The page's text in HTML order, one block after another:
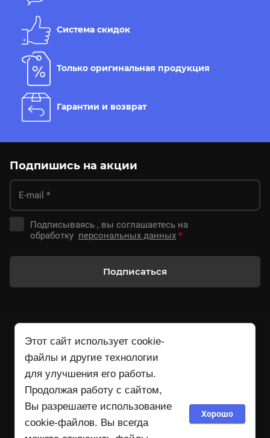
Система скидок
Только оригинальная продукция
Гарантии и возврат
Подпишись на акции
Подписываясь , вы соглашаетесь на
обработку персональных данных *
Подписаться
+79107909143
09:00 - 18:00 МСК рабочие дни
info@zakvaskilyo.ru
Этот сайт использует cookie-
файлы и другие технологии
для улучшения его работы.
Продолжая работу с сайтом,
Вы разрешаете использование
cookie-файлов. Вы всегда
Хорошо